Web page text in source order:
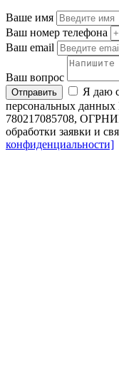
Ваше имя
Ваш номер телефона
Ваш email
Ваш вопрос
Отправить
Я даю
персональных
780217085708,
обработки заявки и
конфиденциальности]